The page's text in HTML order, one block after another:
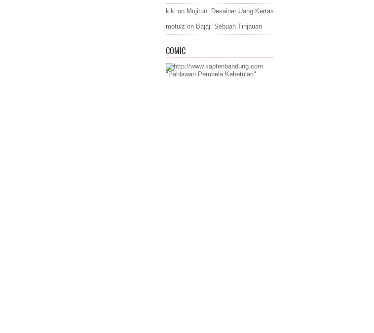
kiki on Mujirun: Desainer Uang Kertas
motulz on Bajaj: Sebuah Tinjauan
COMIC
"Pahlawan Pembela Kebetulan"